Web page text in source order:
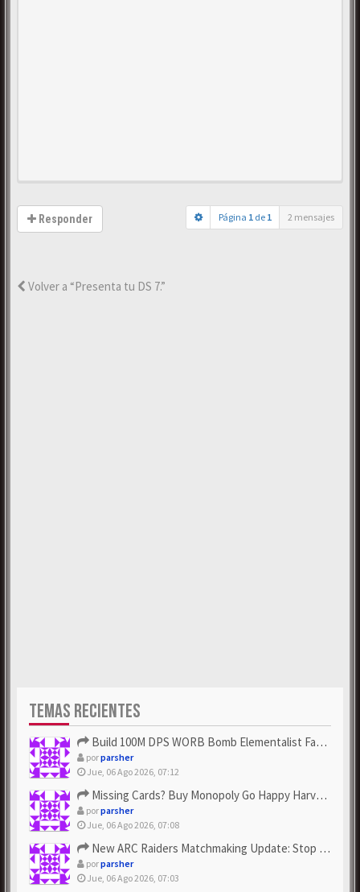
Responder Página 1 de 1 2 mensajes
Volver a “Presenta tu DS 7.”
TEMAS RECIENTES
Build 100M DPS WORB Bomb Elementalist Fast - Grab POE Curren...
porparsher
Jue, 06 Ago 2026, 07:12
Missing Cards? Buy Monopoly Go Happy Harvest with Looney Tun...
porparsher
Jue, 06 Ago 2026, 07:08
New ARC Raiders Matchmaking Update: Stop Failed - Grab Bluep...
porparsher
Jue, 06 Ago 2026, 07:03